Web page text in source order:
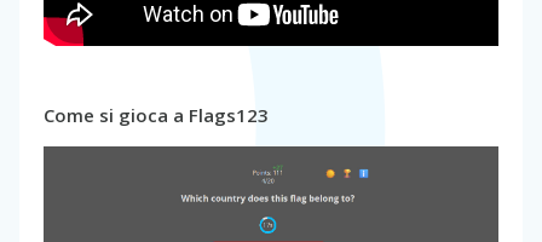
Come si gioca a Flags123